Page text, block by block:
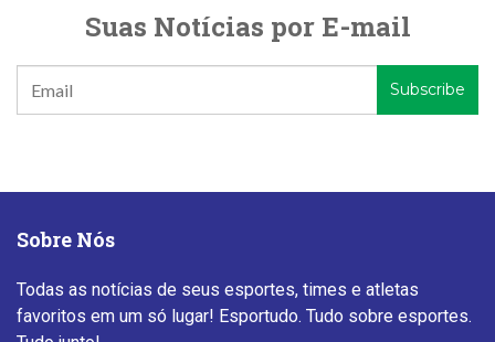
Suas Notícias por E-mail
Sobre Nós
Todas as notícias de seus esportes, times e atletas
favoritos em um só lugar! Esportudo. Tudo sobre esportes.